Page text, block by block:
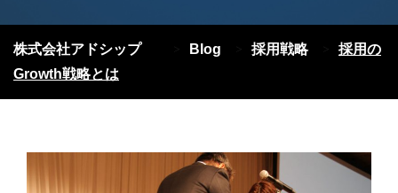
株式会社アドシップ Blog 採用戦略
採用の
Growth戦略とは